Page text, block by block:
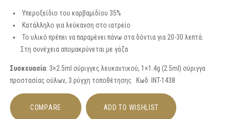
Υπεροξείδιο του καρβαμιδίου 35%
Κατάλληλο για λεύκανση στο ιατρείο
Το υλικό πρέπει να παραμένει πάνω στα δόντια για 20-30 λεπτά.
Στη συνέχεια απομακρύνεται με γάζα
Συσκευασία: 3×2.5ml σύριγγες λευκαντικού, 1×1.4g (2.5ml) σύριγγα
προστασίας ούλων, 3 ρύγχη τοποθέτησης Κωδ: INT-1438
COMPARE ADD TO WISHLIST